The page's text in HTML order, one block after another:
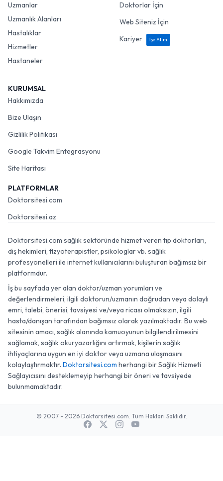
Uzmanlar
Uzmanlık Alanları
Hastalıklar
Hizmetler
Hastaneler
Doktorlar İçin
Web Siteniz İçin
Kariyer
İşe Alım
KURUMSAL
Hakkımızda
Bize Ulaşın
Gizlilik Politikası
Google Takvim Entegrasyonu
Site Haritası
PLATFORMLAR
Doktorsitesi.com
Doktorsitesi.az
Doktorsitesi.com sağlık sektöründe hizmet veren tıp doktorları,
diş hekimleri, fizyoterapistler, psikologlar vb. sağlık
profesyonelleri ile internet kullanıcılarını buluşturan bağımsız bir
platformdur.
İş bu sayfada yer alan doktor/uzman yorumları ve
değerlendirmeleri, ilgili doktorun/uzmanın doğrudan veya dolaylı
emri, talebi, önerisi, tavsiyesi ve/veya ricası olmaksızın, ilgili
hasta/danışan tarafından bağımsız olarak yazılmaktadır. Bu web
sitesinin amacı, sağlık alanında kamuoyunun bilgilendirilmesini
sağlamak, sağlık okuryazarlığını artırmak, kişilerin sağlık
ihtiyaçlarına uygun en iyi doktor veya uzmana ulaşmasını
kolaylaştırmaktır. Doktorsitesi.com herhangi bir Sağlık Hizmeti
Sağlayıcısını desteklemeyip herhangi bir öneri ve tavsiyede
bulunmamaktadır.
© 2007 - 2026 Doktorsitesi.com. Tüm Hakları Saklıdır.